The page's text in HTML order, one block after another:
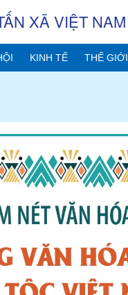
XÃ VIỆT NAM
KINH TẾ THẾ GIỚI